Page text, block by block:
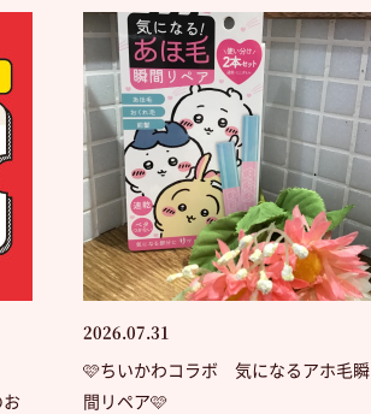
2026.07.31
🩷ちいかわコラボ 気になるアホ毛瞬
間リペア🩷